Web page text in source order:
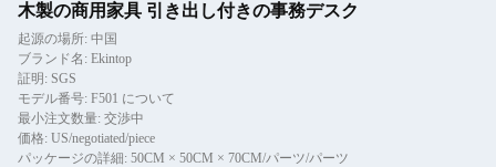
木製の商用家具 引き出し付きの事務デスク
起源の場所: 中国
ブランド名: Ekintop
証明: SGS
モデル番号: F501 について
最小注文数量: 交渉中
価格: US/negotiated/piece
パッケージの詳細: 50CM × 50CM × 70CM/パーツ/パーツ